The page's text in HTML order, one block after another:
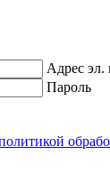
Адрес эл.
Пароль